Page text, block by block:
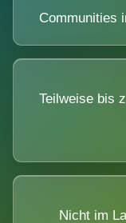
Communities
Teilweise bis
Nicht im